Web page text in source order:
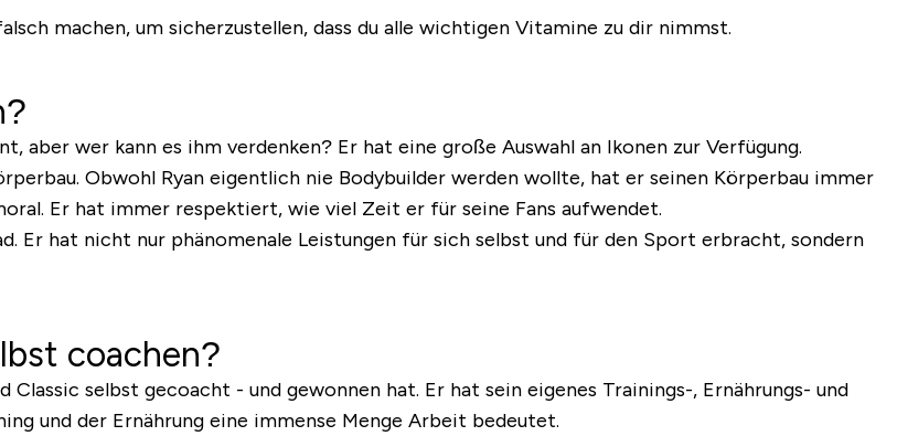
machen, um sicherzustellen, dass du alle wichtigen Vitamine zu dir nimmst.
aber wer kann es ihm verdenken? Er hat eine große Auswahl an Ikonen zur Verfügung.
Obwohl Ryan eigentlich nie Bodybuilder werden wollte, hat er seinen Körperbau immer
Er hat immer respektiert, wie viel Zeit er für seine Fans aufwendet.
Er hat nicht nur phänomenale Leistungen für sich selbst und für den Sport erbracht, sondern
coachen?
selbst gecoacht - und gewonnen hat. Er hat sein eigenes Trainings-, Ernährungs- und
und der Ernährung eine immense Menge Arbeit bedeutet.